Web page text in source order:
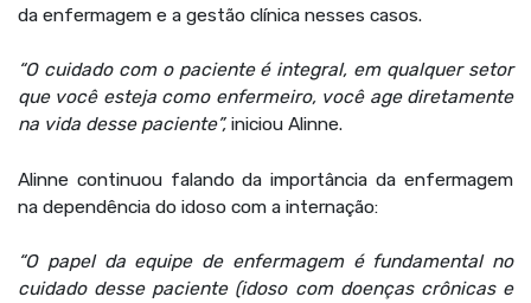
da enfermagem e a gestão clínica nesses casos.
“O cuidado com o paciente é integral, em qualquer setor
que você esteja como enfermeiro, você age diretamente
na vida desse paciente”, iniciou Alinne.
Alinne continuou falando da importância da enfermagem
na dependência do idoso com a internação:
“O papel da equipe de enfermagem é fundamental no
cuidado desse paciente (idoso com doenças crônicas e